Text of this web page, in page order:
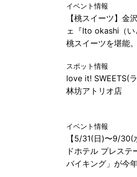
イベント情報
【桃スイーツ】金
ェ『Ito okashi（
桃スイーツを堪能。
スポット情報
love it! SWEETS(
林坊アトリオ店
イベント情報
【5/31(日)〜9/30(
ドホテル プレステ
バイキング」が今